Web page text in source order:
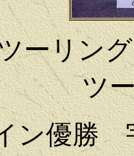
ーリ
ツ
ン優